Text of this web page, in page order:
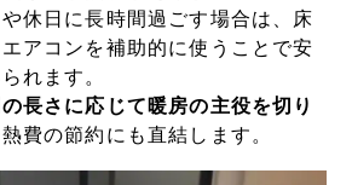
休日に長時間過ごす場合は、床
アコンを補助的に使うことで安
れます。
長さに応じて暖房の主役を切り
費の節約にも直結します。